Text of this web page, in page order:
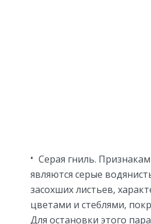
Серая гниль.
являются серые
засохших листьев,
цветами и стеблями,
Для остановки этого